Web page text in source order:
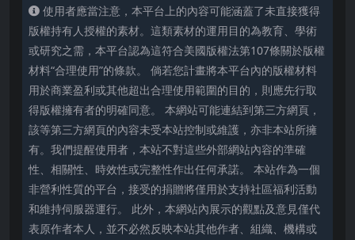
使用者應當注意，本平台上的內容可能涵蓋了未直接獲得
版權持有人授權的素材。這類素材的運用目的為教育、學術
或研究之需，本平台認為這符合美國版權法第107條關於版權
材料“合理使用”的條款。 倘若您計畫將本平台內的版權材料
用於商業盈利或其他超出合理使用範圍的目的，則應先行取
得版權擁有者的明確同意。 本網站可能連結到第三方網頁，
該等第三方網頁的內容未受本站控制或維護，亦非本站所擁
有。我們提醒使用者，本站不對這些外部網站內容的準確
性、相關性、時效性或完整性作出任何承諾。 本站作為一個
非營利性質的平台，接受的捐贈將僅用於支持社區福利活動
和維持伺服器運行。 此外，本網站內展示的觀點及意見僅代
表原作者本人，並不必然反映本站其他作者、組織、機構或